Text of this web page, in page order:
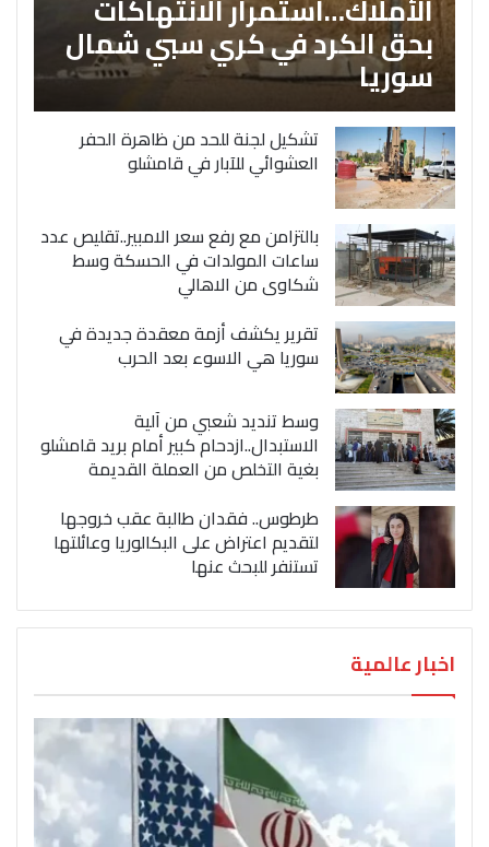
بحق الكرد في كري سبي شمال
سوريا
تشكيل لجنة للحد من ظاهرة الحفر
العشوائي للآبار في قامشلو
بالتزامن مع رفع سعر الامبير..تقليص عدد
ساعات المولدات في الحسكة وسط
شكاوى من الاهالي
تقرير يكشف أزمة معقدة جديدة في
سوريا هي الاسوء بعد الحرب
وسط تنديد شعبي من آلية
الاستبدال..ازدحام كبير أمام بريد قامشلو
بغية التخلص من العملة القديمة
طرطوس.. فقدان طالبة عقب خروجها
لتقديم اعتراض على البكالوريا وعائلتها
تستنفر للبحث عنها
اخبار عالمية